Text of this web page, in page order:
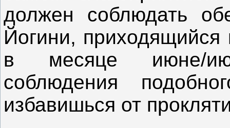
должен соблюдать
Йогини,
в месяце июне/
соблюдения
избавишься от